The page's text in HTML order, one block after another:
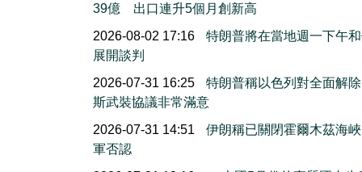
39億 出口連升5個月創新高
2026-08-02 17:16
特朗普將在當地週一下午
展開談判
2026-07-31 16:25
特朗普稱以色列對全面解
斯武裝協議非常滿意
2026-07-31 14:51
伊朗稱已關閉霍爾木茲海
軍否認